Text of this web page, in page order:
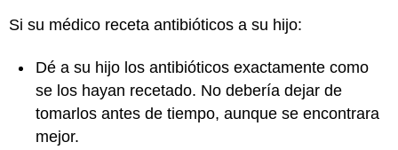
Si su médico receta antibióticos a su hijo:
Dé a su hijo los antibióticos exactamente como
se los hayan recetado. No debería dejar de
tomarlos antes de tiempo, aunque se encontrara
mejor.